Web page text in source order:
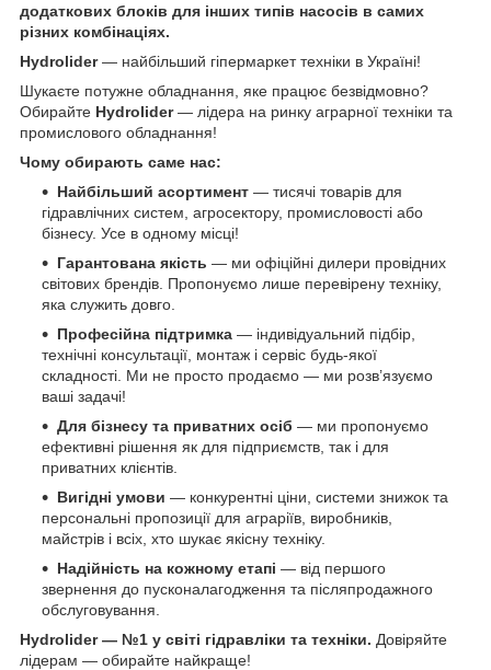
додаткових блоків для інших типів насосів в самих
різних комбінаціях.
Hydrolider— найбільший гіпермаркет техніки в Україні!
Шукаєте потужне обладнання, яке працює безвідмовно?
Обирайте Hydrolider— лідера на ринку аграрної техніки та
промислового обладнання!
Чому обирають саме нас:
Найбільший асортимент — тисячі товарів для
гідравлічних систем, агросектору, промисловості або
бізнесу. Усе в одному місці!
Гарантована якість — ми офіційні дилери провідних
світових брендів. Пропонуємо лише перевірену техніку,
яка служить довго.
Професійна підтримка — індивідуальний підбір,
технічні консультації, монтаж і сервіс будь-якої
складності. Ми не просто продаємо — ми розв’язуємо
ваші задачі!
Для бізнесу та приватних осіб — ми пропонуємо
ефективні рішення як для підприємств, так і для
приватних клієнтів.
Вигідні умови — конкурентні ціни, системи знижок та
персональні пропозиції для аграріїв, виробників,
майстрів і всіх, хто шукає якісну техніку.
Надійність на кожному етапі — від першого
звернення до пусконалагодження та післяпродажного
обслуговування.
Hydrolider — №1 у світі гідравліки та техніки. Довіряйте
лідерам — обирайте найкраще!